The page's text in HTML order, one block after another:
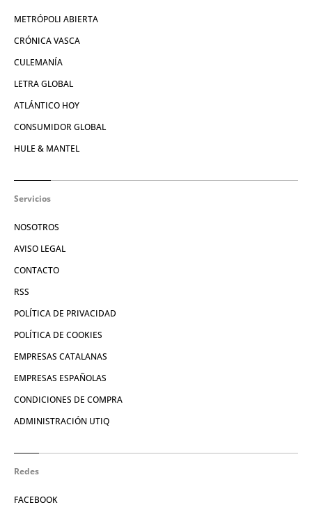
METRÓPOLI ABIERTA
CRÓNICA VASCA
CULEMANÍA
LETRA GLOBAL
ATLÁNTICO HOY
CONSUMIDOR GLOBAL
HULE & MANTEL
Servicios
NOSOTROS
AVISO LEGAL
CONTACTO
RSS
POLÍTICA DE PRIVACIDAD
POLÍTICA DE COOKIES
EMPRESAS CATALANAS
EMPRESAS ESPAÑOLAS
CONDICIONES DE COMPRA
ADMINISTRACIÓN UTIQ
Redes
FACEBOOK